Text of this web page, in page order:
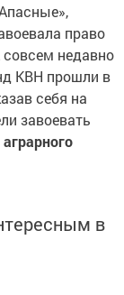
право
совсем недавно
КВН прошли в
себя на
завоевать
в